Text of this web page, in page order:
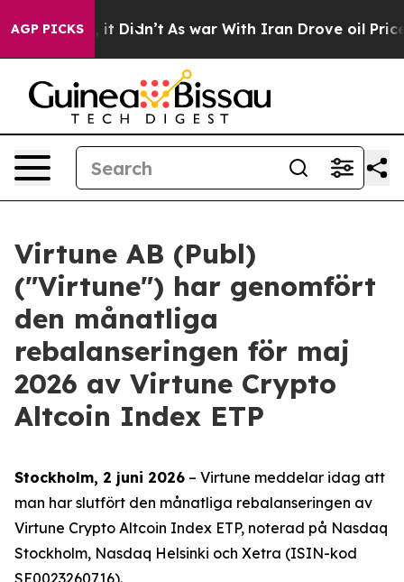
AGP PICKS
Well, it Didn’t As war With Iran Drove oil Prices
Virtune AB (Publ)
("Virtune") har genomfört
den månatliga
rebalanseringen för maj
2026 av Virtune Crypto
Altcoin Index ETP
Stockholm, 2 juni 2026 – Virtune meddelar idag att
man har slutfört den månatliga rebalanseringen av
Virtune Crypto Altcoin Index ETP, noterad på Nasdaq
Stockholm, Nasdaq Helsinki och Xetra (ISIN-kod
SE0023260716).